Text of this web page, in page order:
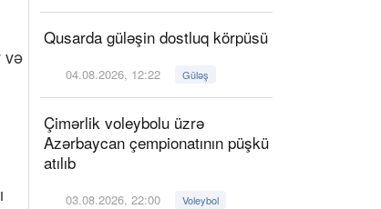
və
Qusarda güləşin dostluq körpüsü
04.08.2026, 12:22 Güləş
Çimərlik voleybolu üzrə
Azərbaycan çempionatının püşkü
atılıb
03.08.2026, 22:00 Voleybol